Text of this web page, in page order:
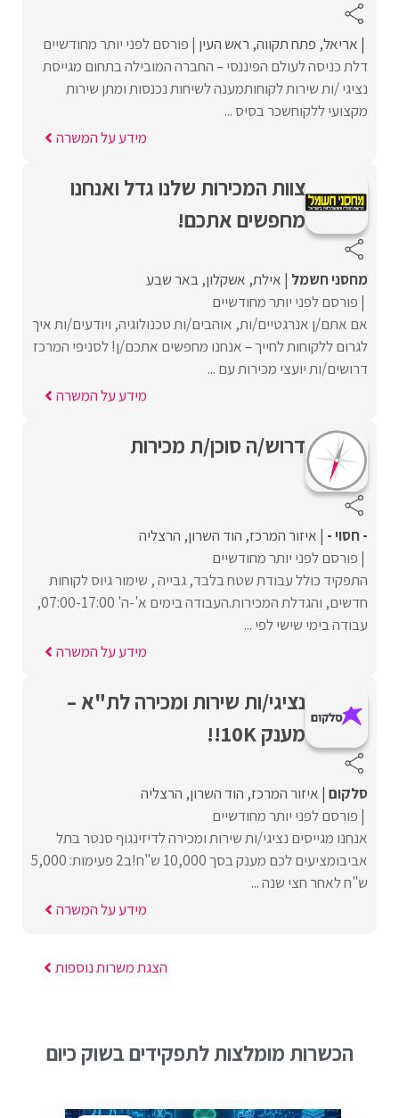
אריאל פתח תקווה ראש העין פורסם לפני יותר מחודשיים
דלת כניסה לעולם הפיננסי – החברה המובילה בתחום מגייסת
נציגי /ות שירות לקוחותמענה לשיחות נכנסות ומתן שירות
מקצועי ללקוחשכר בסיס ...
מידע על המשרה
צוות המכירות שלנו גדל ואנחנו
מחפשים אתכם!
מחסני חשמל אילת אשקלון באר שבע
פורסם לפני יותר מחודשיים
אם אתם/ן אנרגטיים/ות, אוהבים/ות טכנולוגיה, ויודעים/ות איך
לגרום ללקוחות לחייך – אנחנו מחפשים אתכם/ן! לסניפי המרכז
דרושים/ות יועצי מכירות עם ...
מידע על המשרה
דרוש/ה סוכן/ת מכירות
- חסוי - איזור המרכז הוד השרון הרצליה
פורסם לפני יותר מחודשיים
התפקיד כולל עבודת שטח בלבד, גבייה , שימור גיוס לקוחות
חדשים, והגדלת המכירות.העבודה בימים א'-ה' 07:00-17:00,
עבודה בימי שישי לפי ...
מידע על המשרה
נציגי/ות שירות ומכירה לת"א –
מענק 10K!!
סלקום איזור המרכז הוד השרון הרצליה
פורסם לפני יותר מחודשיים
אנחנו מגייסים נציגי/ות שירות ומכירה לדיזינגוף סנטר בתל
אביבומציעים לכם מענק בסך 10,000 ש"ח!ב2 פעימות: 5,000
ש"ח לאחר חצי שנה ...
מידע על המשרה
הצגת משרות נוספות
הכשרות מומלצות לתפקידים בשוק כיום